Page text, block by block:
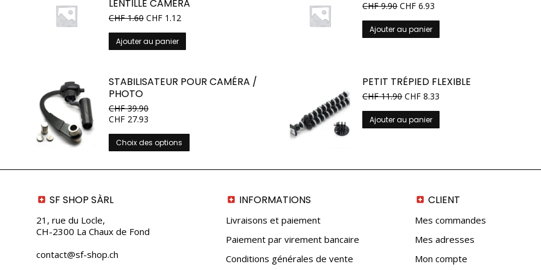
LENTILLE CAMÉRA
CHF1.60 CHF 1.12
Ajouter au panier
CHF9.90 CHF 6.93
Ajouter au panier
STABILISATEUR POUR CAMÉRA /
PHOTO
CHF39.90
CHF 27.93
Choix des options
produit
PETIT TRÉPIED FLEXIBLE
CHF11.90 CHF 8.33
Ajouter au panier
SF SHOP SÀRL
21, rue du Locle,
CH-2300 La Chaux de Fond
contact@sf-shop.ch
INFORMATIONS
Livraisons et paiement
Paiement par virement bancaire
Conditions générales de vente
CLIENT
Mes commandes
Mes adresses
Mon compte